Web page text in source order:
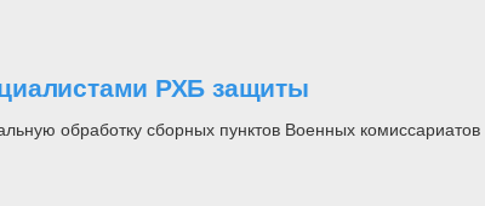
РХБ защиты
обработку сборных пунктов Военных комиссариатов